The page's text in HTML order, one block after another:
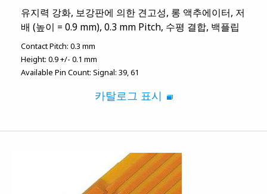
유지력 강화, 보강판에 의한 견고성, 롱 액추에이터, 저
배 (높이 = 0.9 mm), 0.3 mm Pitch, 수평 결합, 백플립
Contact Pitch: 0.3 mm
Height: 0.9 +/- 0.1 mm
Available Pin Count: Signal: 39, 61
카탈로그 표시